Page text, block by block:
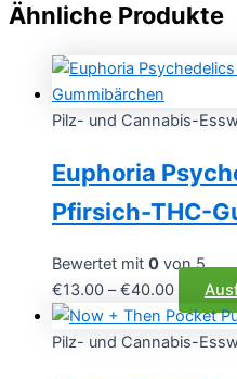
Ähnliche Produkte
Pilz- und Cannabis-
Euphoria
Pfirsich-THC-
Bewertet mit 0 von 5
€13.00 –€40.00
€13.00
bis
Pilz- und Cannabis-